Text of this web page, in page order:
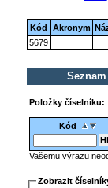
Kód Akronym
5679
Položky číselníku:
Kód
Vašemu výrazu
Zobrazit